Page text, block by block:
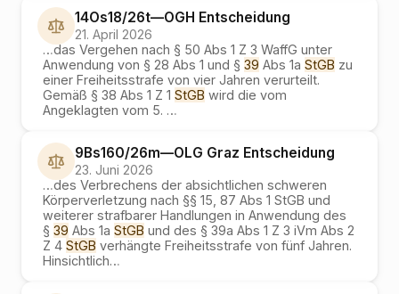
14Os18/26t—OGH Entscheidung
21. April 2026
…das Vergehen nach § 50 Abs 1 Z 3 WaffG unter
Anwendung von § 28 Abs 1 und § 39 Abs 1a StGB zu
einer Freiheitsstrafe von vier Jahren verurteilt.
Gemäß § 38 Abs 1 Z 1 StGB wird die vom
Angeklagten vom 5. …
9Bs160/26m—OLG Graz Entscheidung
23. Juni 2026
…des Verbrechens der absichtlichen schweren
Körperverletzung nach §§ 15, 87 Abs 1 StGB und
weiterer strafbarer Handlungen in Anwendung des
§ 39 Abs 1a StGB und des § 39a Abs 1 Z 3 iVm Abs 2
Z 4 StGB verhängte Freiheitsstrafe von fünf Jahren.
Hinsichtlich…